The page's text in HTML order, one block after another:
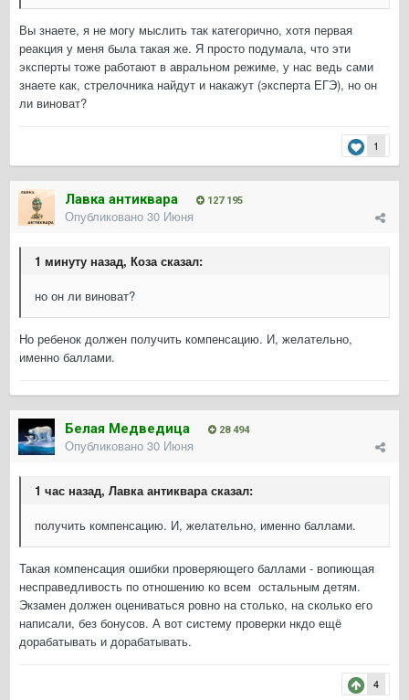
Вы знаете, я не могу мыслить так категорично, хотя первая
реакция у меня была такая же. Я просто подумала, что эти
эксперты тоже работают в авральном режиме, у нас ведь сами
знаете как, стрелочника найдут и накажут (эксперта ЕГЭ), но он
ли виноват?
1
Лавка антиквара 127 195
Опубликовано 30 Июня
1 минуту назад, Коза сказал:
но он ли виноват?
Но ребенок должен получить компенсацию. И, желательно,
именно баллами.
Белая Медведица 28 494
Опубликовано 30 Июня
1 час назад, Лавка антиквара сказал:
получить компенсацию. И, желательно, именно баллами.
Такая компенсация ошибки проверяющего баллами - вопиющая
несправедливость по отношению ко всем остальным детям.
Экзамен должен оцениваться ровно на столько, на сколько его
написали, без бонусов. А вот систему проверки нкдо ещё
дорабатывать и дорабатывать.
4